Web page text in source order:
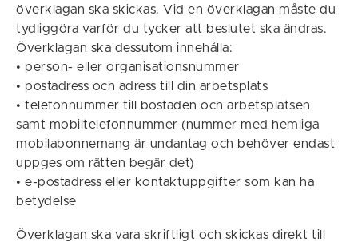
överklagan ska skickas. Vid en överklagan måste du
tydliggöra varför du tycker att beslutet ska ändras.
Överklagan ska dessutom innehålla:
• person- eller organisationsnummer
• postadress och adress till din arbetsplats
• telefonnummer till bostaden och arbetsplatsen
samt mobiltelefonnummer (nummer med hemliga
mobilabonnemang är undantag och behöver endast
uppges om rätten begär det)
• e-postadress eller kontaktuppgifter som kan ha
betydelse
Överklagan ska vara skriftligt och skickas direkt till